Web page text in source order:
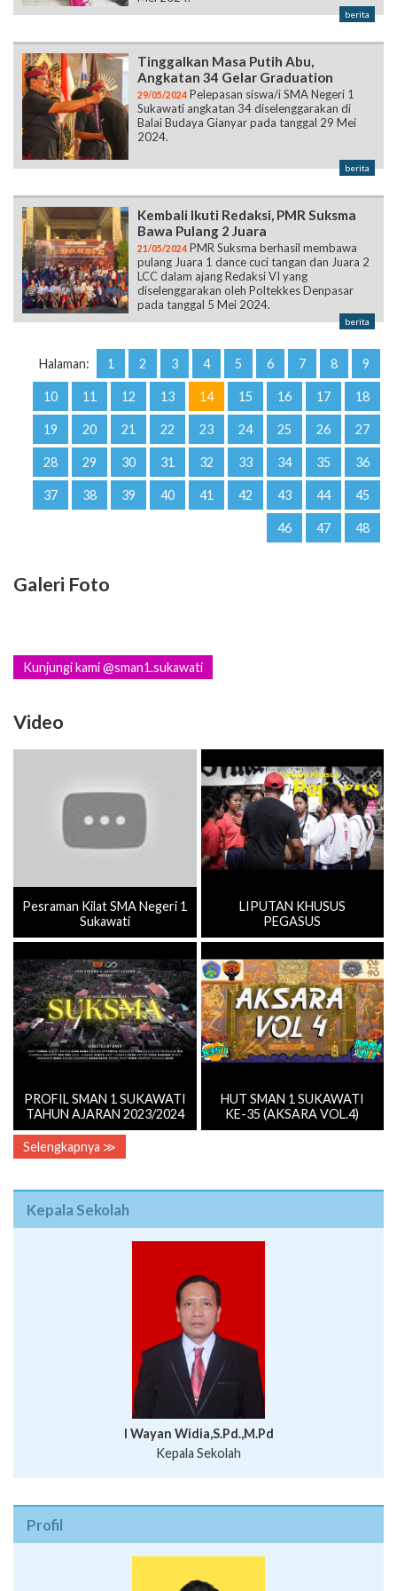
berita
Tinggalkan Masa Putih Abu,
Angkatan 34 Gelar Graduation
29/05/2024 Pelepasan siswa/i SMA Negeri 1
Sukawati angkatan 34 diselenggarakan di
Balai Budaya Gianyar pada tanggal 29 Mei
2024.
berita
Kembali Ikuti Redaksi, PMR Suksma
Bawa Pulang 2 Juara
21/05/2024 PMR Suksma berhasil membawa
pulang Juara 1 dance cuci tangan dan Juara 2
LCC dalam ajang Redaksi VI yang
diselenggarakan oleh Poltekkes Denpasar
pada tanggal 5 Mei 2024.
berita
Halaman: 1 2 3 4 5 6 7 8 9
10 11 12 13 14 15 16 17 18
19 20 21 22 23 24 25 26 27
28 29 30 31 32 33 34 35 36
37 38 39 40 41 42 43 44 45
46 47 48
Galeri Foto
Kunjungi kami @sman1.sukawati
Video
Pesraman Kilat SMA Negeri 1
Sukawati
LIPUTAN KHUSUS
PEGASUS
PROFIL SMAN 1 SUKAWATI
TAHUN AJARAN 2023/2024
HUT SMAN 1 SUKAWATI
KE-35 (AKSARA VOL.4)
Selengkapnya ≫
Kepala Sekolah
I Wayan Widia,S.Pd.,M.Pd
Kepala Sekolah
Profil